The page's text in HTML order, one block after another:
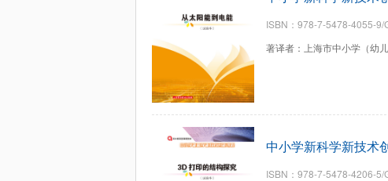
ISBN：978-7-5478-4055-9/
著译者：上海市中小学（幼
中小学新科学新技术
ISBN：978-7-5478-4206-5/